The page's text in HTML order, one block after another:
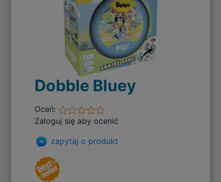
Dobble Bluey
Oceń:
Zaloguj się aby ocenić
zapytaj o produkt